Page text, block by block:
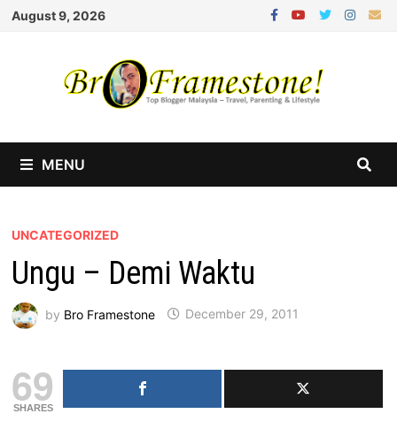
Skip
August 9, 2026
MENU
UNCATEGORIZED
Ungu – Demi Waktu
by Bro Framestone December 29, 2011
69
SHARES